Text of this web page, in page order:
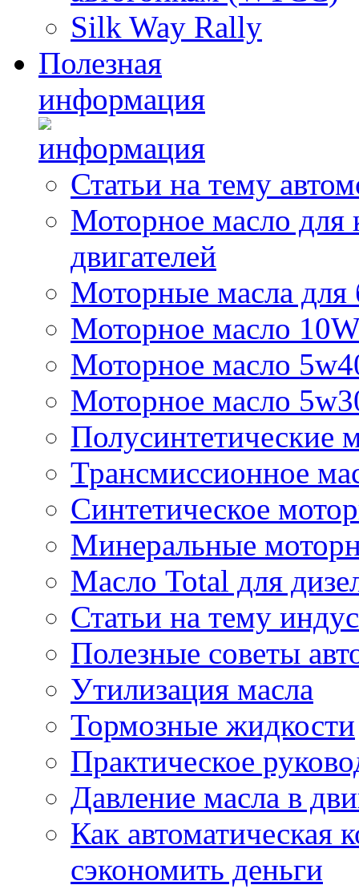
Silk Way Rally
Полезная
информация
Статьи на тему
Моторное масло для
двигателей
Моторные масла для
Моторное масло
Моторное масло
Моторное масло
Полусинтетические
Трансмиссионное
Синтетическое
Минеральные
Масло Total для
Статьи на тему
Полезные советы
Утилизация масла
Тормозные жидкости
Практическое
Давление масла в
Как автоматическая
сэкономить деньги